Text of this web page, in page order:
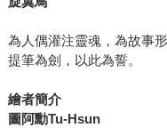
為人偶灌注靈魂，為故事
提筆為劍，以此為誓。
繪者簡介
圖阿勳Tu-Hsun